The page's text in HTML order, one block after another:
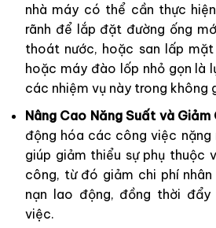
nhà máy có thể cần thực
rãnh để lắp đặt đường ống
thoát nước, hoặc san lấp
hoặc máy đào lốp nhỏ gọn là
các nhiệm vụ này trong không
Nâng Cao Năng Suất và Giảm
động hóa các công việc nặng
giúp giảm thiểu sự phụ thuộc
công, từ đó giảm chi phí
nạn lao động, đồng thời
việc.